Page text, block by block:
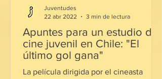
Apuntes para un estudio del
cine juvenil en Chile: "El
último gol gana"
La película dirigida por el cineasta
Juventudes
22 abr 2022
3 min de lectura